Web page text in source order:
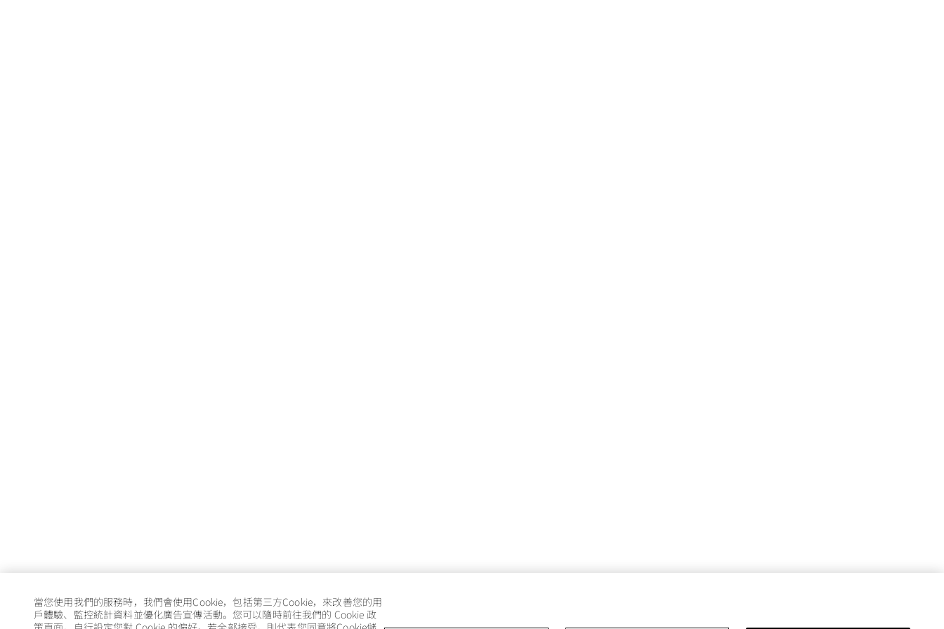
當您使用我們的服務時，我們會使用Cookie，包括第三方Cookie，來改善您的用
戶體驗、監控統計資料並優化廣告宣傳活動。您可以隨時前往我們的 Cookie 政